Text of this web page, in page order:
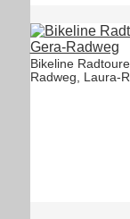
Bikeline
Radweg, Laura-